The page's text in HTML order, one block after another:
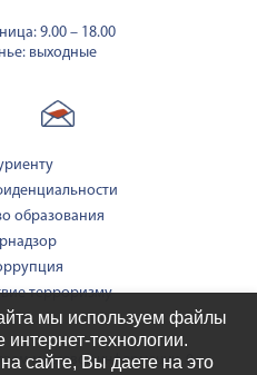
9.00 – 18.00
выходные
образования
терроризму
массовой информации. 0+
мы используем файлы
интернет-технологии.
сайте, Вы даете на это